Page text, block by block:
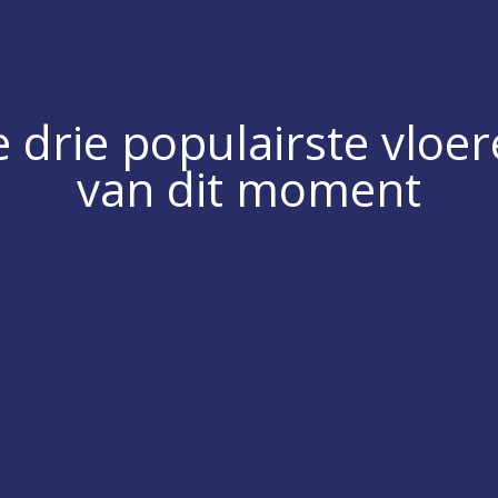
drie populairste
van dit moment